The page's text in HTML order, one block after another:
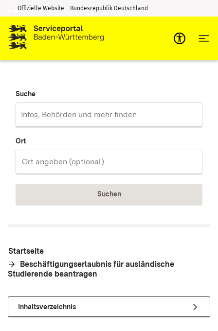
Zum Inhalt springen
Zur Suche springen
Offizielle Website – Bundesrepublik Deutschland
Suche
Ort
Suchen
Startseite
Beschäftigungserlaubnis für ausländische
Studierende beantragen
Inhaltsverzeichnis